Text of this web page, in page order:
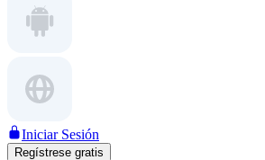
Iniciar Sesión
Regístrese gratis